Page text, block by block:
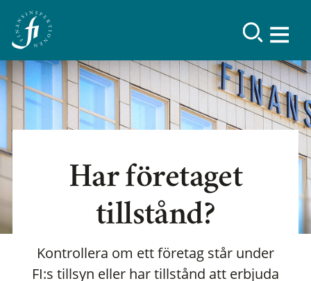
Har företaget
tillstånd?
Kontrollera om ett företag står under
FI:s tillsyn eller har tillstånd att erbjuda